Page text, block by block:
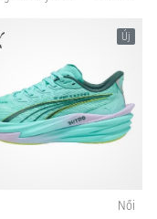
Új
Női